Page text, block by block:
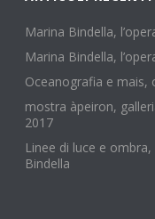
Marina Bindella,
Marina Bindella,
Oceanografia e mais,
mostra àpeiron,
2017
Linee di luce e
Bindella